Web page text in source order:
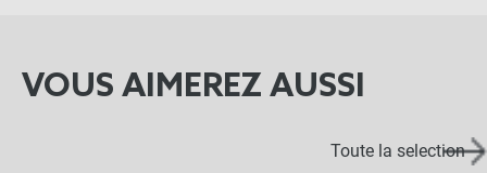
VOUS AIMEREZ AUSSI
Toute la selection